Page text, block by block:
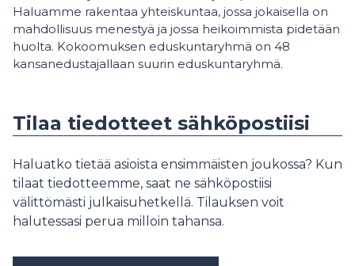
Haluamme rakentaa yhteiskuntaa, jossa jokaisella on
mahdollisuus menestyä ja jossa heikoimmista pidetään
huolta. Kokoomuksen eduskuntaryhmä on 48
kansanedustajallaan suurin eduskuntaryhmä.
Tilaa tiedotteet sähköpostiisi
Haluatko tietää asioista ensimmäisten joukossa? Kun
tilaat tiedotteemme, saat ne sähköpostiisi
välittömästi julkaisuhetkellä. Tilauksen voit
halutessasi perua milloin tahansa.